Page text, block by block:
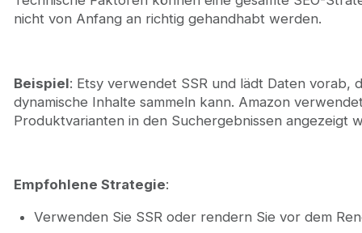
nicht von Anfang an richtig gehandhabt werden.
Beispiel: Etsy verwendet SSR und lädt Daten vorab,
dynamische Inhalte sammeln kann. Amazon
Produktvarianten in den Suchergebnissen angezeigt
Empfohlene Strategie:
Verwenden Sie SSR oder rendern Sie vor dem